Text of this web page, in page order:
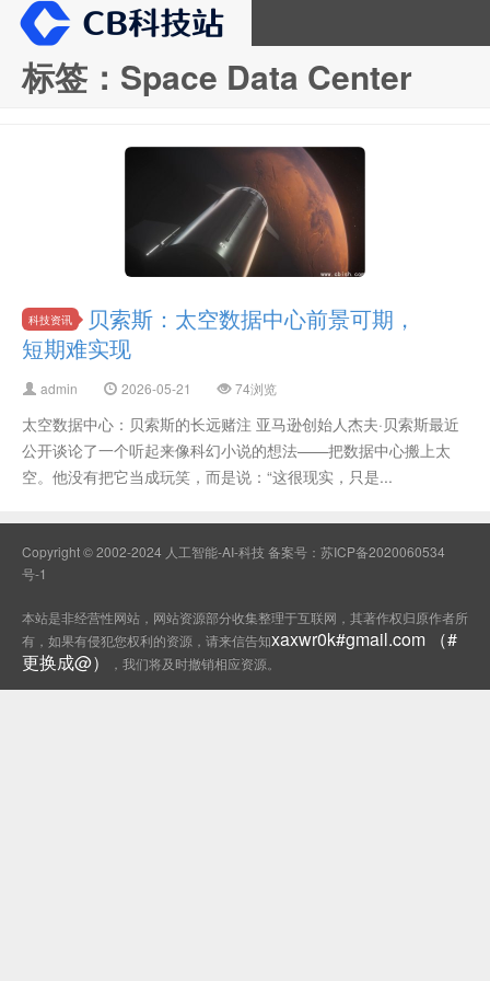
标签：Space Data Center
科技资讯
贝索斯：太空数据中心前景可期，
短期难实现
admin 2026-05-21 74浏览
太空数据中心：贝索斯的长远赌注 亚马逊创始人杰夫·贝索斯最近
公开谈论了一个听起来像科幻小说的想法——把数据中心搬上太
空。他没有把它当成玩笑，而是说：“这很现实，只是...
Copyright © 2002-2024 人工智能-AI-科技 备案号： 苏ICP备2020060534
号-1
本站是非经营性网站，网站资源部分收集整理于互联网，其著作权归原作者所
有，如果有侵犯您权利的资源，请来信告知xaxwr0k#gmail.com （#
更换成@）
，我们将及时撤销相应资源。